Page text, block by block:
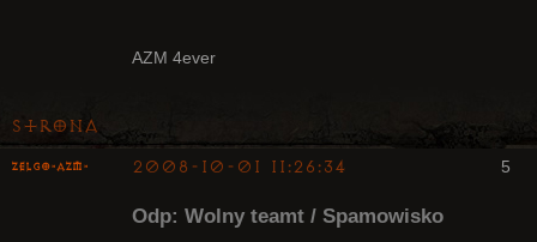
AZM 4ever
Strona
5
ZelgO-AZM- 2008-10-01 11:26:34
Odp: Wolny teamt / Spamowisko